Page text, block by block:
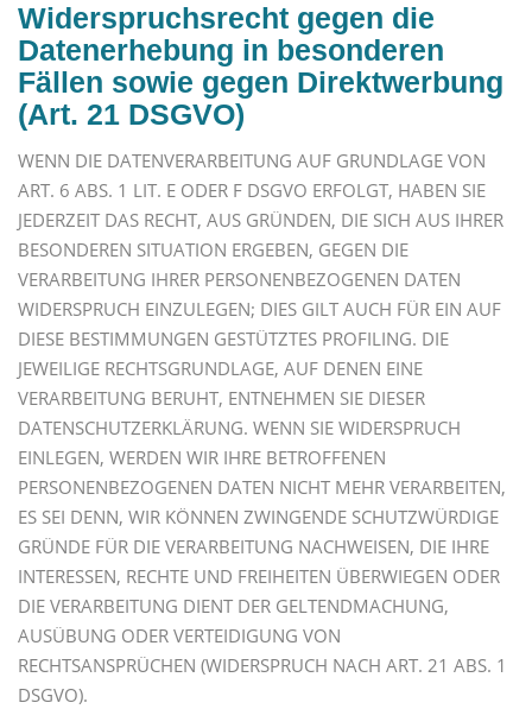
Widerspruchsrecht gegen die
Datenerhebung in besonderen
Fällen sowie gegen Direktwerbung
(Art. 21 DSGVO)
WENN DIE DATENVERARBEITUNG AUF GRUNDLAGE VON
ART. 6 ABS. 1 LIT. E ODER F DSGVO ERFOLGT, HABEN SIE
JEDERZEIT DAS RECHT, AUS GRÜNDEN, DIE SICH AUS IHRER
BESONDEREN SITUATION ERGEBEN, GEGEN DIE
VERARBEITUNG IHRER PERSONENBEZOGENEN DATEN
WIDERSPRUCH EINZULEGEN; DIES GILT AUCH FÜR EIN AUF
DIESE BESTIMMUNGEN GESTÜTZTES PROFILING. DIE
JEWEILIGE RECHTSGRUNDLAGE, AUF DENEN EINE
VERARBEITUNG BERUHT, ENTNEHMEN SIE DIESER
DATENSCHUTZERKLÄRUNG. WENN SIE WIDERSPRUCH
EINLEGEN, WERDEN WIR IHRE BETROFFENEN
PERSONENBEZOGENEN DATEN NICHT MEHR VERARBEITEN,
ES SEI DENN, WIR KÖNNEN ZWINGENDE SCHUTZWÜRDIGE
GRÜNDE FÜR DIE VERARBEITUNG NACHWEISEN, DIE IHRE
INTERESSEN, RECHTE UND FREIHEITEN ÜBERWIEGEN ODER
DIE VERARBEITUNG DIENT DER GELTENDMACHUNG,
AUSÜBUNG ODER VERTEIDIGUNG VON
RECHTSANSPRÜCHEN (WIDERSPRUCH NACH ART. 21 ABS. 1
DSGVO).